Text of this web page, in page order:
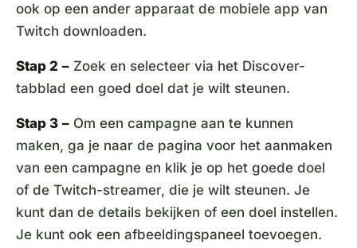
ook op een ander apparaat de mobiele app van
Twitch downloaden.
Stap 2 – Zoek en selecteer via het Discover-
tabblad een goed doel dat je wilt steunen.
Stap 3 – Om een campagne aan te kunnen
maken, ga je naar de pagina voor het aanmaken
van een campagne en klik je op het goede doel
of de Twitch-streamer, die je wilt steunen. Je
kunt dan de details bekijken of een doel instellen.
Je kunt ook een afbeeldingspaneel toevoegen.